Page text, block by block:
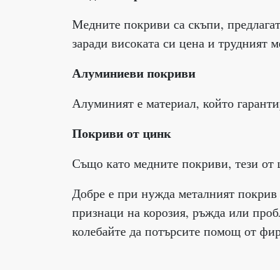
Медните покриви са скъпи,
заради високата си цена и трудният
Алуминиеви покриви
Алуминият е материал, който
Покриви от цинк
Също като медните покриви, тези от
Добре е при нужда металният
признаци на корозия, ръжда или
колебайте да потърсите помощ от